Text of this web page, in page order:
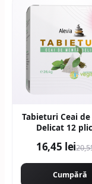
Tabieturi Ceai
Delicat 12
16,45 lei
Cumpără